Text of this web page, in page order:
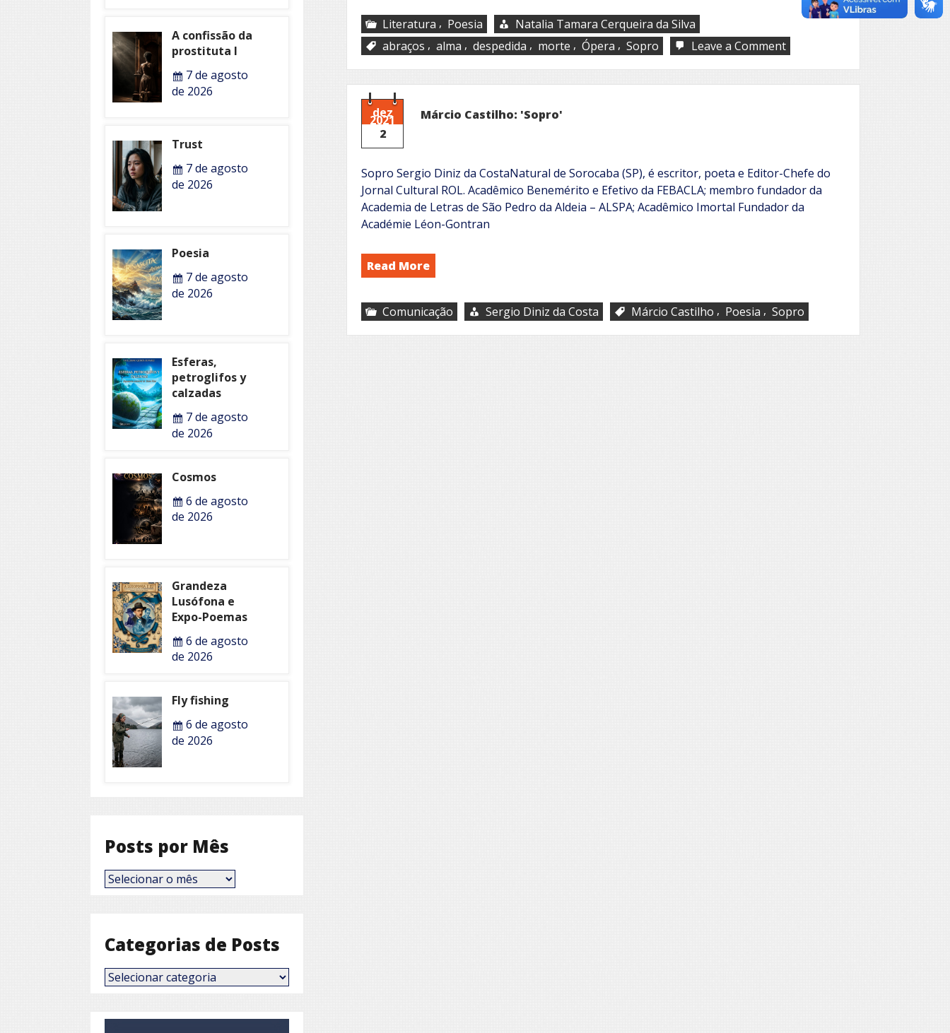
Literatura , Poesia
Natalia Tamara Cerqueira da Silva
abraços , alma , despedida , morte , Ópera , Sopro Leave a Commenton
Ópera
da
morte
dez
2021
2
Márcio Castilho: 'Sopro'
Sopro Sergio Diniz da CostaNatural de Sorocaba (SP), é escritor, poeta e Editor-Chefe do
Jornal Cultural ROL. Acadêmico Benemérito e Efetivo da FEBACLA; membro fundador da
Academia de Letras de São Pedro da Aldeia – ALSPA; Acadêmico Imortal Fundador da
Académie Léon-Gontran
Read More
Comunicação Sergio Diniz da Costa Márcio Castilho , Poesia , Sopro
A confissão da
prostituta I
7 de agosto
de 2026
Trust
7 de agosto
de 2026
Poesia
7 de agosto
de 2026
Esferas,
petroglifos y
calzadas
7 de agosto
de 2026
Cosmos
6 de agosto
de 2026
Grandeza
Lusófona e
Expo-Poemas
6 de agosto
de 2026
Fly fishing
6 de agosto
de 2026
Posts por Mês
Posts
por
Categorias de Posts
Categorias
de